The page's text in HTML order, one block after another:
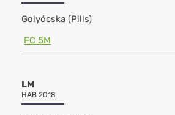
Golyócska (Pills)
FC 5M
LM
HAB 2018